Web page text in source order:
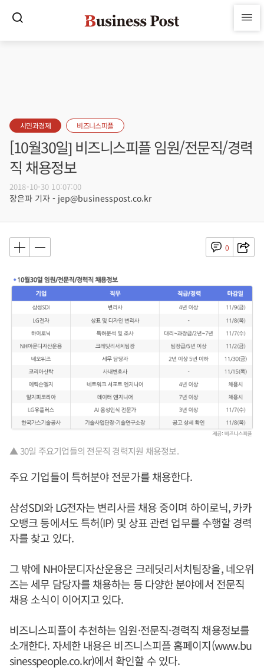
시민과경제 비즈니스피플
[10월30일] 비즈니스피플 임원/전문직/경력
직 채용정보
2018-10-30 10:07:00
장은파 기자 - jep@businesspost.co.kr
0
▲ 30일 주요기업들의 전문직 경력지원 채용정보.
주요 기업들이 특허분야 전문가를 채용한다.
삼성SDI와 LG전자는 변리사를 채용 중이며 하이로닉, 카카
오뱅크 등에서도 특허(IP) 및 상표 관련 업무를 수행할 경력
자를 찾고 있다.
그 밖에 NH아문디자산운용은 크레딧리서치팀장을, 네오위
즈는 세무 담당자를 채용하는 등 다양한 분야에서 전문직
채용 소식이 이어지고 있다.
비즈니스피플이 추천하는 임원·전문직·경력직 채용정보를
소개한다. 자세한 내용은 비즈니스피플 홈페이지(www.bu
sinesspeople.co.kr)에서 확인할 수 있다.